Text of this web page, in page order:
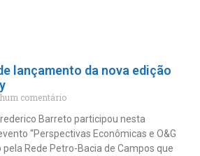
lançamento da nova edição
comentário
Barreto participou nesta
“Perspectivas Econômicas e O&G
pela Rede Petro-Bacia de Campos que